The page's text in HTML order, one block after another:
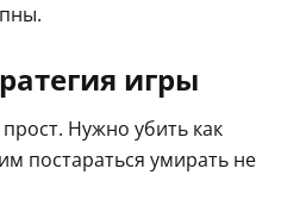
игры
Нужно убить как
постараться умирать не